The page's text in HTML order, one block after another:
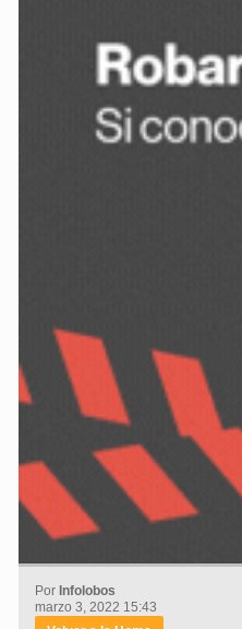
Por Infolobos
marzo 3, 2022 15:43